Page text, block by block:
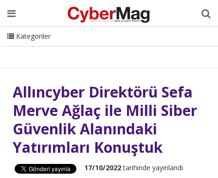
Ana Sayfa Hakkımızda Dergi Editörden
Danışmanlık
ISC Turkey Sizden Gelenler
İletişim
CyberMag Logo
Kategoriler
Allıncyber Direktörü Sefa
Merve Ağlaç ile Milli Siber
Güvenlik Alanındaki
Yatırımları Konuştuk
17/10/2022tarihinde yayınlandı